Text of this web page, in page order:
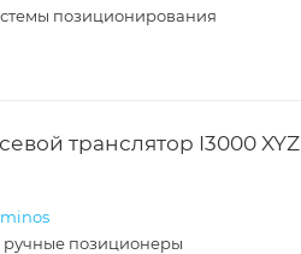
позиционирования
транслятор I3000 XYZ
ручные позиционеры